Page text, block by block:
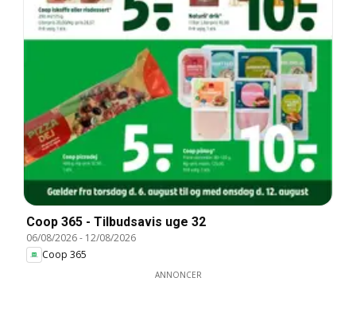
Coop 365 - Tilbudsavis uge 32
06/08/2026- 12/08/2026
Coop 365
ANNONCER